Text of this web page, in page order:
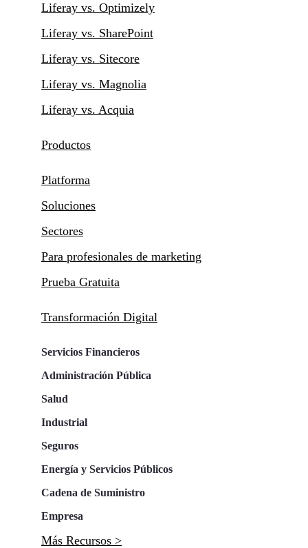
Liferay vs. Optimizely
Liferay vs. SharePoint
Liferay vs. Sitecore
Liferay vs. Magnolia
Liferay vs. Acquia
Productos
Platforma
Soluciones
Sectores
Para profesionales de marketing
Prueba Gratuita
Transformación Digital
Servicios Financieros
Administración Pública
Salud
Industrial
Seguros
Energía y Servicios Públicos
Cadena de Suministro
Empresa
Más Recursos >